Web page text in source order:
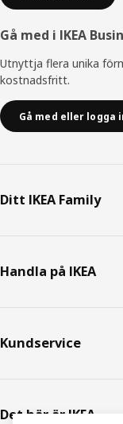
Gå med i IKEA
Utnyttja flera unika
kostnadsfritt.
Gå med eller logga
Ditt IKEA Family
Handla på IKEA
Kundservice
Det här är IKEA